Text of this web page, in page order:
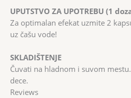
UPUTSTVO ZA UPOTREBU (1
Za optimalan efekat uzmite 2
uz čašu vode!
SKLADIŠTENJE
Čuvati na hladnom i suvom
dece.
Reviews